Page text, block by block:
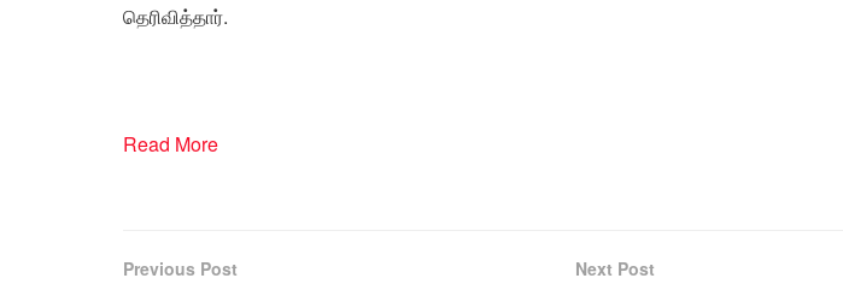
தெரிவித்தார்.
Read More
Previous Post Next Post